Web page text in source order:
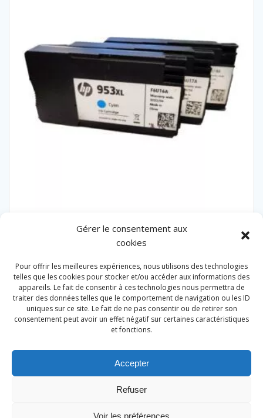
Gérer le consentement aux
cookies
Pour offrir les meilleures expériences, nous utilisons des technologies
telles que les cookies pour stocker et/ou accéder aux informations des
appareils. Le fait de consentir à ces technologies nous permettra de
traiter des données telles que le comportement de navigation ou les ID
uniques sur ce site. Le fait de ne pas consentir ou de retirer son
consentement peut avoir un effet négatif sur certaines caractéristiques
et fonctions.
Accepter
Refuser
Voir les préférences
HP N°953 XL (couleur)
0.02 €
Ajouter au panier
2